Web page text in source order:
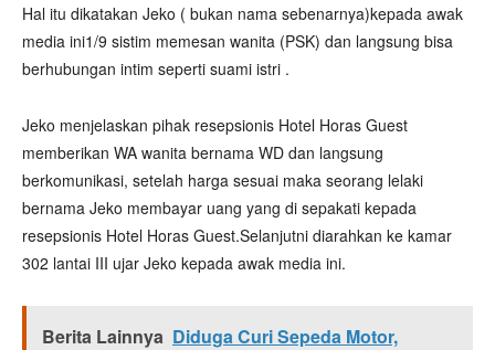
Hal itu dikatakan Jeko ( bukan nama sebenarnya)kepada awak
media ini1/9 sistim memesan wanita (PSK) dan langsung bisa
berhubungan intim seperti suami istri .
Jeko menjelaskan pihak resepsionis Hotel Horas Guest
memberikan WA wanita bernama WD dan langsung
berkomunikasi, setelah harga sesuai maka seorang lelaki
bernama Jeko membayar uang yang di sepakati kepada
resepsionis Hotel Horas Guest.Selanjutni diarahkan ke kamar
302 lantai III ujar Jeko kepada awak media ini.
Berita Lainnya Diduga Curi Sepeda Motor,